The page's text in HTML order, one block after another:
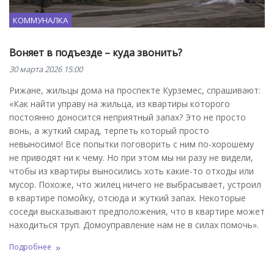
КОММУНАЛКА
Воняет в подъезде – куда звонить?
30 марта 2026 15:00
Рижане, жильцы дома на проспекте Курземес, спрашивают:
«Как найти управу на жильца, из квартиры которого
постоянно доносится неприятный запах? Это не просто
вонь, а жуткий смрад, терпеть который просто
невыносимо! Все попытки поговорить с ним по-хорошему
не приводят ни к чему. Но при этом мы ни разу не видели,
чтобы из квартиры выносились хоть какие-то отходы или
мусор. Похоже, что жилец ничего не выбрасывает, устроил
в квартире помойку, отсюда и жуткий запах. Некоторые
соседи высказывают предположения, что в квартире может
находиться труп. Домоуправление нам не в силах помочь».
Подробнее